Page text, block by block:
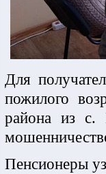
Для
пожилого
района из с.
Пенсионеры